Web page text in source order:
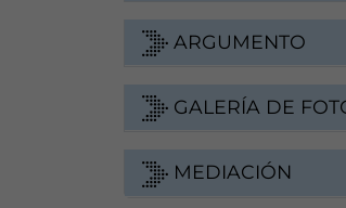
ARGUMENTO
GALERÍA DE
MEDIACIÓN